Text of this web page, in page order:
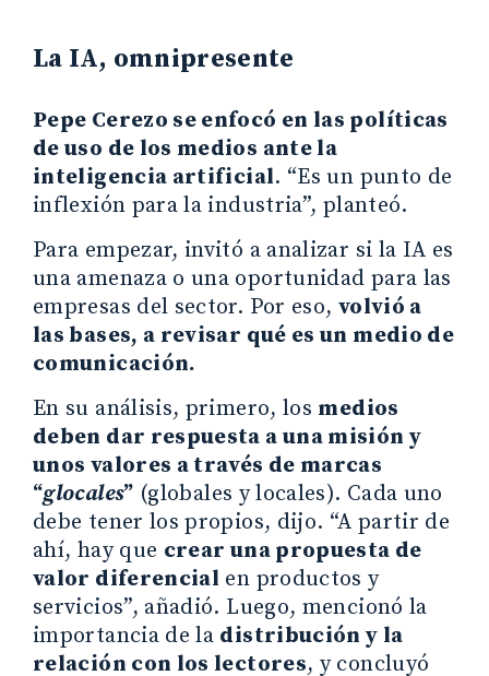
La IA, omnipresente
Pepe Cerezo se enfocó en las políticas
de uso de los medios ante la
inteligencia artificial. “Es un punto de
inflexión para la industria”, planteó.
Para empezar, invitó a analizar si la IA es
una amenaza o una oportunidad para las
empresas del sector. Por eso, volvió a
las bases, a revisar qué es un medio de
comunicación.
En su análisis, primero, los medios
deben dar respuesta a una misión y
unos valores a través de marcas
“glocales” (globales y locales). Cada uno
debe tener los propios, dijo. “A partir de
ahí, hay que crear una propuesta de
valor diferencial en productos y
servicios”, añadió. Luego, mencionó la
importancia de la distribución y la
relación con los lectores, y concluyó